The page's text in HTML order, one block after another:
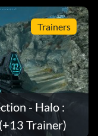
Trainers
- Halo :
Trainer)